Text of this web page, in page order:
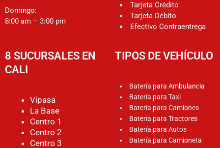
Domingo:
8:00 am – 3:00 pm
Tarjeta Crédito
Tarjeta Débito
Efectivo Contraentrega
8 SUCURSALES EN
CALI
Vipasa
La Base
Centro 1
Centro 2
Centro 3
TIPOS DE VEHÍCULO
Batería para Ambulancia
Batería para Taxi
Batería para Camiones
Batería para Tractores
Batería para Autos
Batería para Camioneta